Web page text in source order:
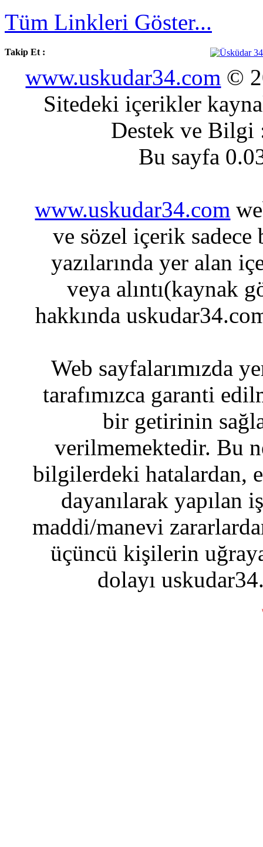
Tüm Linkleri Göster...
Takip Et :
www.uskudar34.com ©
Sitedeki içerikler
Destek ve
Bu sayfa
www.uskudar34.com
ve sözel içerik sadece
yazılarında yer alan
veya alıntı(kaynak
hakkında
Web sayfalarımızda
tarafımızca garanti
bir getirinin
verilmemektedir. Bu
bilgilerdeki hatalardan,
dayanılarak yapılan
maddi/manevi
üçüncü kişilerin
dolayı